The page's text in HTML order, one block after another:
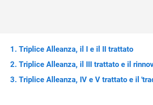
Triplice Alleanza, il I e il II trattato
Triplice Alleanza, il III trattato e il
Triplice Alleanza, IV e V trattato e il